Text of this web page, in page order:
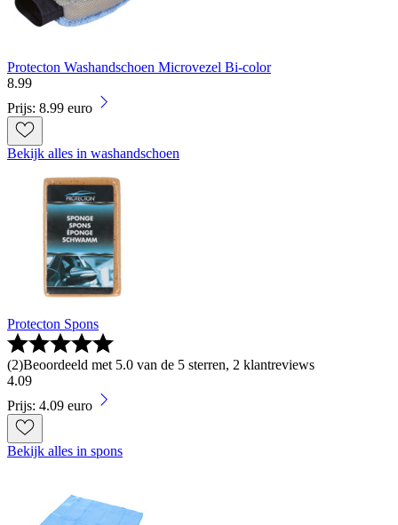
Protecton Washandschoen Microvezel Bi-color
8.99
Prijs: 8.99 euro
Bekijk alles in washandschoen
Protecton Spons
(2)Beoordeeld met 5.0 van de 5 sterren, 2 klantreviews
4.09
Prijs: 4.09 euro
Bekijk alles in spons